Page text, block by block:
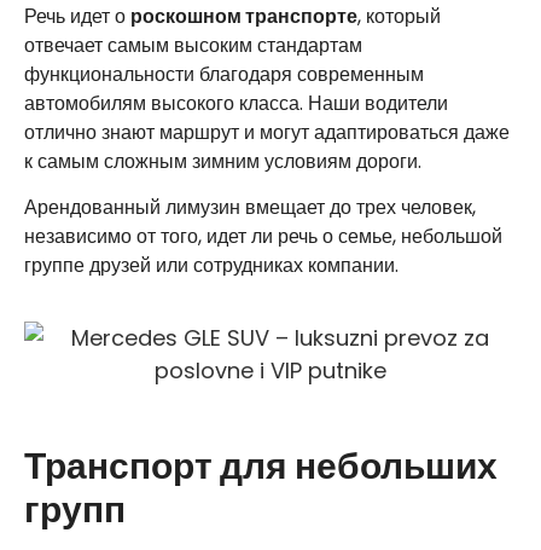
Речь идет о роскошном транспорте, который
отвечает самым высоким стандартам
функциональности благодаря современным
автомобилям высокого класса. Наши водители
отлично знают маршрут и могут адаптироваться даже
к самым сложным зимним условиям дороги.
Арендованный лимузин вмещает до трех человек,
независимо от того, идет ли речь о семье, небольшой
группе друзей или сотрудниках компании.
Транспорт для небольших
групп